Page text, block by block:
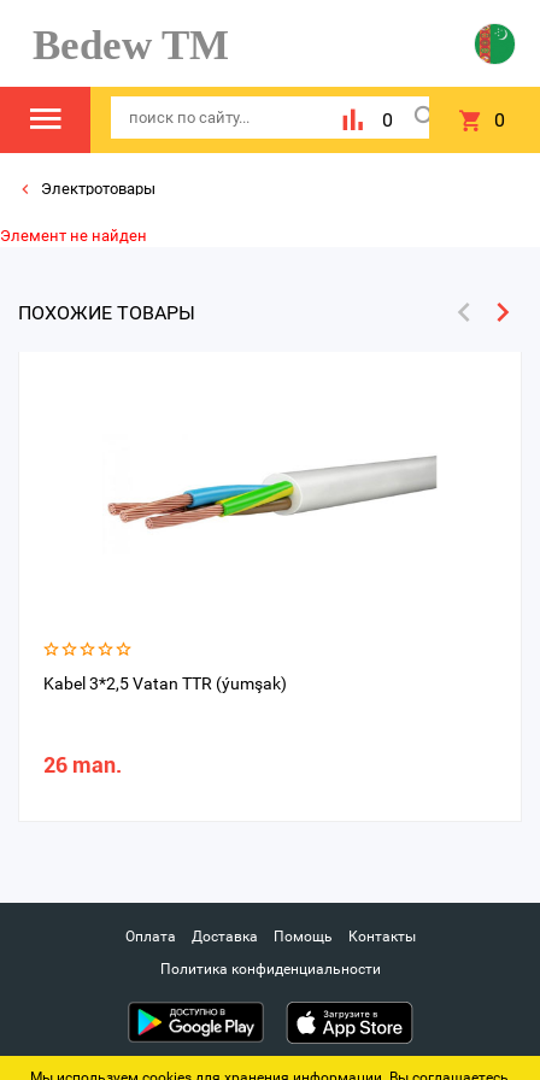
Bedew TM
0 0
Электротовары
Элемент не найден
ПОХОЖИЕ ТОВАРЫ
Kabel 3*2,5 Vatan TTR (ýumşak)
26 man.
Оплата Доставка Помощь
Контакты
Политика конфиденциальности